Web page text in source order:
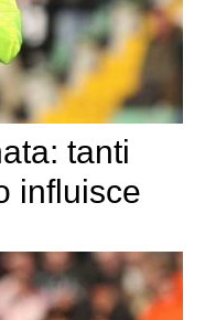
tanti
influisce